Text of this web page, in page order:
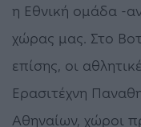
η Εθνική ομάδα -
χώρας μας. Στο
επίσης, οι
Ερασιτέχνη
Αθηναίων, χώροι